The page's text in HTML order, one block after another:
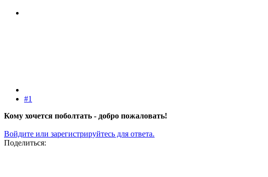
#1
Кому хочется поболтать - добро пожаловать!
Войдите или зарегистрируйтесь для ответа.
Поделиться: